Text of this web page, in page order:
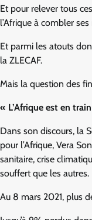
Et pour relever tous
l’Afrique à combler
Et parmi les atouts
la ZLECAF.
Mais la question des
« L’Afrique est en
Dans son discours, la
pour l’Afrique, Vera
sanitaire, crise
souffert que les autres.
Au 8 mars 2021, plus